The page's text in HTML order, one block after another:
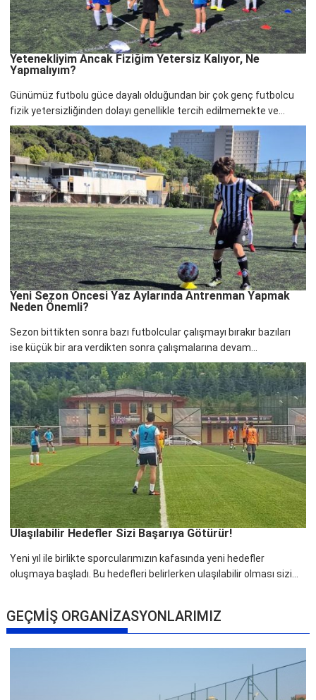
Yetenekliyim Ancak Fiziğim Yetersiz Kalıyor, Ne
Yapmalıyım?
Günümüz futbolu güce dayalı olduğundan bir çok genç futbolcu
fizik yetersizliğinden dolayı genellikle tercih edilmemekte ve...
Yeni Sezon Öncesi Yaz Aylarında Antrenman Yapmak
Neden Önemli?
Sezon bittikten sonra bazı futbolcular çalışmayı bırakır bazıları
ise küçük bir ara verdikten sonra çalışmalarına devam...
Ulaşılabilir Hedefler Sizi Başarıya Götürür!
Yeni yıl ile birlikte sporcularımızın kafasında yeni hedefler
oluşmaya başladı. Bu hedefleri belirlerken ulaşılabilir olması sizi...
GEÇMİŞ ORGANİZASYONLARIMIZ